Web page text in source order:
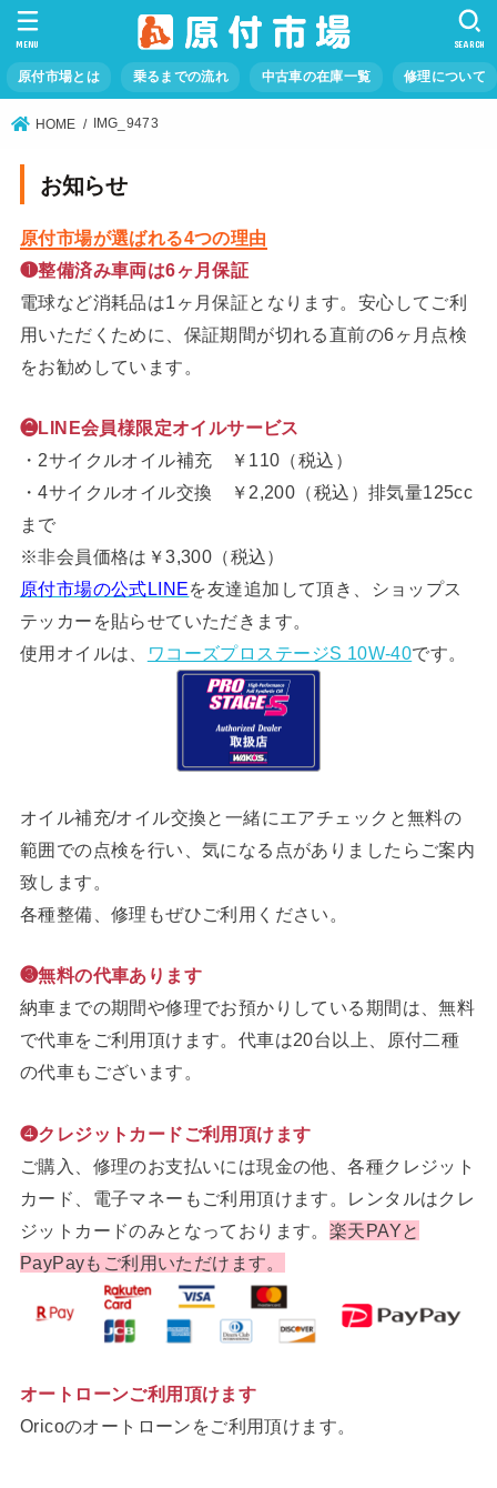
原付市場とは 乗るまでの流れ 中古車の在庫一覧 修理について
SEARCH
MENU
HOME IMG_9473
お知らせ
原付市場が選ばれる4つの理由
❶整備済み車両は6ヶ月保証
電球など消耗品は1ヶ月保証となります。安心してご利
用いただくために、保証期間が切れる直前の6ヶ月点検
をお勧めしています。
❷LINE会員様限定オイルサービス
・2サイクルオイル補充 ￥110（税込）
・4サイクルオイル交換 ￥2,200（税込）排気量125cc
まで
※非会員価格は￥3,300（税込）
原付市場の公式LINEを友達追加して頂き、ショップス
テッカーを貼らせていただきます。
使用オイルは、
ワコーズプロステージS 10W-40です。
オイル補充/オイル交換と一緒にエアチェックと無料の
範囲での点検を行い、気になる点がありましたらご案内
致します。
各種整備、修理もぜひご利用ください。
❸無料の代車あります
納車までの期間や修理でお預かりしている期間は、無料
で代車をご利用頂けます。代車は20台以上、原付二種
の代車もございます。
❹クレジットカードご利用頂けます
ご購入、修理のお支払いには現金の他、各種クレジット
カード、電子マネーもご利用頂けます。レンタルはクレ
ジットカードのみとなっております。 楽天PAYと
PayPayもご利用いただけます。
オートローンご利用頂けます
Oricoのオートローンをご利用頂けます。